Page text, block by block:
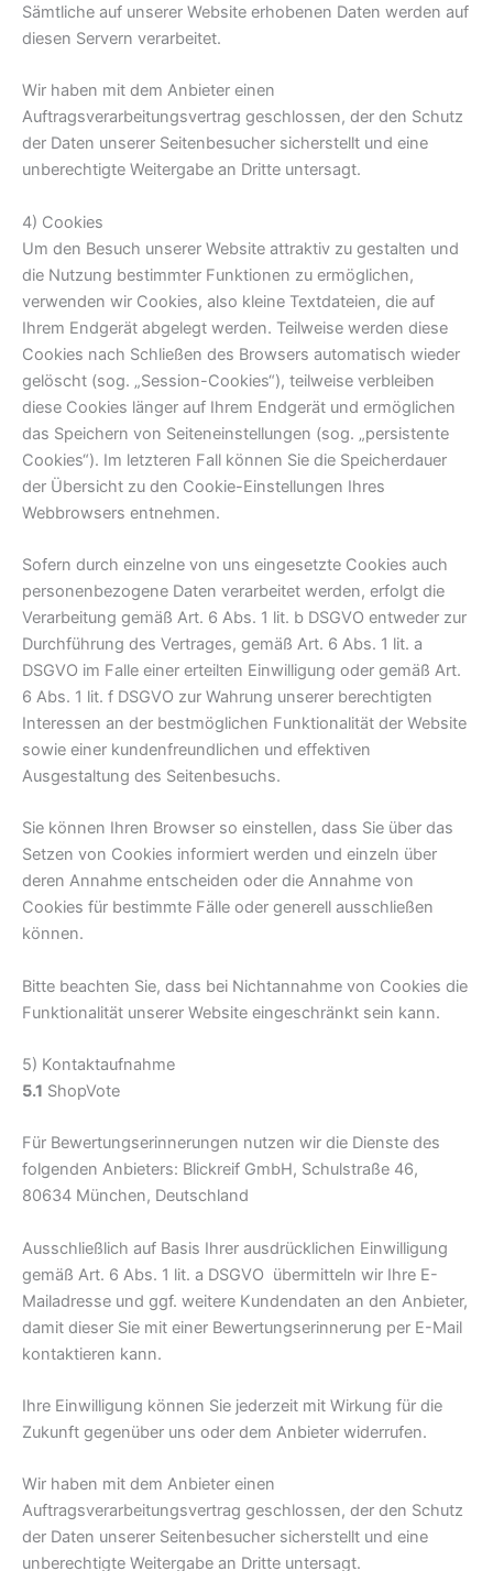
Sämtliche auf unserer Website erhobenen Daten werden auf
diesen Servern verarbeitet.
Wir haben mit dem Anbieter einen
Auftragsverarbeitungsvertrag geschlossen, der den Schutz
der Daten unserer Seitenbesucher sicherstellt und eine
unberechtigte Weitergabe an Dritte untersagt.
4) Cookies
Um den Besuch unserer Website attraktiv zu gestalten und
die Nutzung bestimmter Funktionen zu ermöglichen,
verwenden wir Cookies, also kleine Textdateien, die auf
Ihrem Endgerät abgelegt werden. Teilweise werden diese
Cookies nach Schließen des Browsers automatisch wieder
gelöscht (sog. „Session-Cookies“), teilweise verbleiben
diese Cookies länger auf Ihrem Endgerät und ermöglichen
das Speichern von Seiteneinstellungen (sog. „persistente
Cookies“). Im letzteren Fall können Sie die Speicherdauer
der Übersicht zu den Cookie-Einstellungen Ihres
Webbrowsers entnehmen.
Sofern durch einzelne von uns eingesetzte Cookies auch
personenbezogene Daten verarbeitet werden, erfolgt die
Verarbeitung gemäß Art. 6 Abs. 1 lit. b DSGVO entweder zur
Durchführung des Vertrages, gemäß Art. 6 Abs. 1 lit. a
DSGVO im Falle einer erteilten Einwilligung oder gemäß Art.
6 Abs. 1 lit. f DSGVO zur Wahrung unserer berechtigten
Interessen an der bestmöglichen Funktionalität der Website
sowie einer kundenfreundlichen und effektiven
Ausgestaltung des Seitenbesuchs.
Sie können Ihren Browser so einstellen, dass Sie über das
Setzen von Cookies informiert werden und einzeln über
deren Annahme entscheiden oder die Annahme von
Cookies für bestimmte Fälle oder generell ausschließen
können.
Bitte beachten Sie, dass bei Nichtannahme von Cookies die
Funktionalität unserer Website eingeschränkt sein kann.
5) Kontaktaufnahme
5.1 ShopVote
Für Bewertungserinnerungen nutzen wir die Dienste des
folgenden Anbieters: Blickreif GmbH, Schulstraße 46,
80634 München, Deutschland
Ausschließlich auf Basis Ihrer ausdrücklichen Einwilligung
gemäß Art. 6 Abs. 1 lit. a DSGVO übermitteln wir Ihre E-
Mailadresse und ggf. weitere Kundendaten an den Anbieter,
damit dieser Sie mit einer Bewertungserinnerung per E-Mail
kontaktieren kann.
Ihre Einwilligung können Sie jederzeit mit Wirkung für die
Zukunft gegenüber uns oder dem Anbieter widerrufen.
Wir haben mit dem Anbieter einen
Auftragsverarbeitungsvertrag geschlossen, der den Schutz
der Daten unserer Seitenbesucher sicherstellt und eine
unberechtigte Weitergabe an Dritte untersagt.